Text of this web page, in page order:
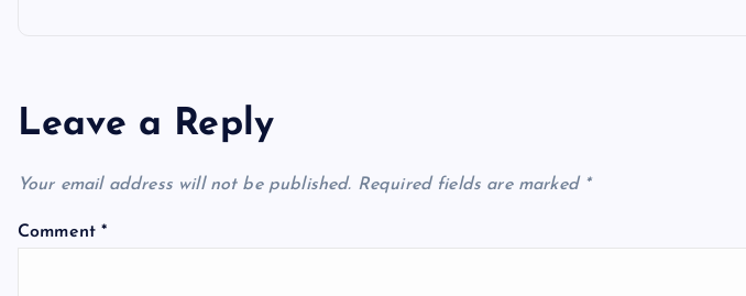
n
a
v
Leave a Reply
Your email address will not be published. Required fields are marked *
Comment*